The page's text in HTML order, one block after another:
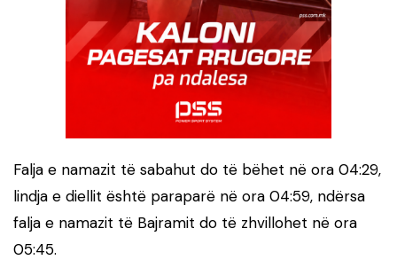
Falja e namazit të sabahut do të bëhet në ora 04:29,
lindja e diellit është paraparë në ora 04:59, ndërsa
falja e namazit të Bajramit do të zhvillohet në ora
05:45.